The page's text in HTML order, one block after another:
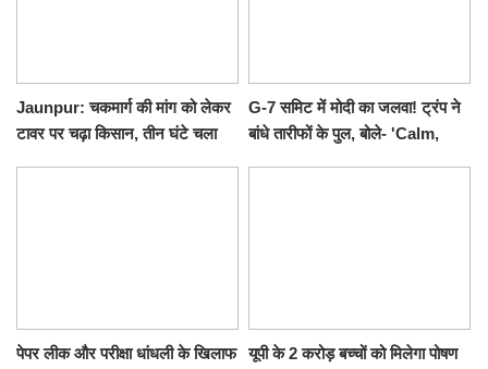
Jaunpur: चकमार्ग की मांग को लेकर
टावर पर चढ़ा किसान, तीन घंटे चला
G-7 समिट में मोदी का जलवा! ट्रंप ने
बांधे तारीफों के पुल, बोले- 'Calm,
पेपर लीक और परीक्षा धांधली के खिलाफ यूपी के 2 करोड़ बच्चों को मिलेगा पोषण